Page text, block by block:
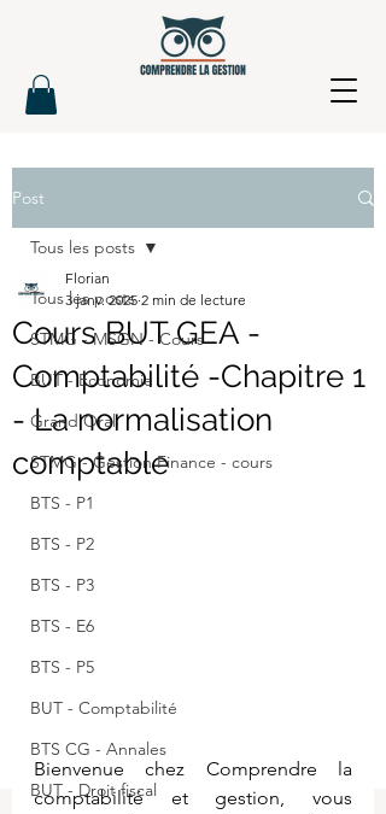
Post
Tous les posts
STMG - MSGN - Cours
BUT - Economie
Grand Oral
STMG - Gestion Finance - cours
BTS - P1
BTS - P2
BTS - P3
BTS - E6
BTS - P5
BUT - Comptabilité
BTS CG - Annales
BUT - Droit fiscal
Tous les posts
Cours BUT GEA -
Comptabilité -Chapitre 1
- La normalisation
comptable
Florian
3 janv. 2025 2 min de lecture
Bienvenue chez Comprendre la
comptabilité et gestion, vous